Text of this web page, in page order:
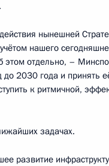
«Зарядье»
нынешней
нашего
отдельно, –
до 2030 года и принять
к ритмичной,
задачах.
развитие